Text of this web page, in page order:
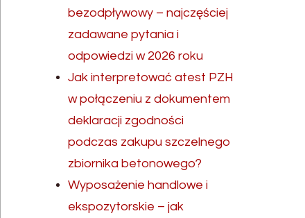
bezodpływowy – najczęściej
zadawane pytania i
odpowiedzi w 2026 roku
Jak interpretować atest PZH
w połączeniu z dokumentem
deklaracji zgodności
podczas zakupu szczelnego
zbiornika betonowego?
Wyposażenie handlowe i
ekspozytorskie – jak